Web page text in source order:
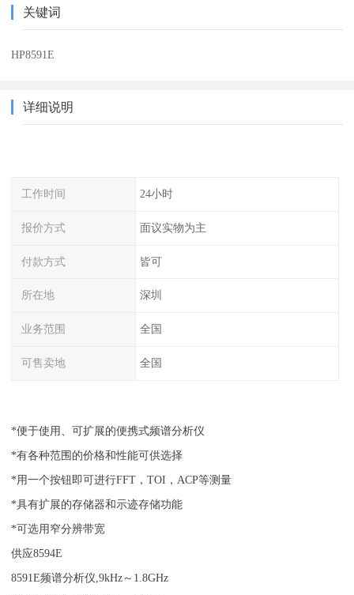
关键词
HP8591E
详细说明
工作时间 24小时
报价方式 面议实物为主
付款方式 皆可
所在地 深圳
业务范围 全国
可售卖地 全国
*便于使用、可扩展的便携式频谱分析仪
*有各种范围的价格和性能可供选择
*用一个按钮即可进行FFT ，TOI ， ACP等测量
*具有扩展的存储器和示迹存储功能
*可选用窄分辨带宽
供应8594E
8591E频谱分析仪 ,9kHz ～ 1.8GHz